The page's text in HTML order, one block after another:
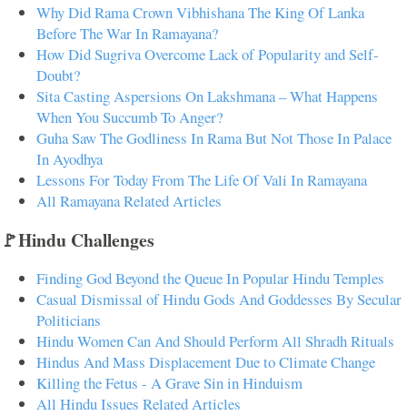
Why Did Rama Crown Vibhishana The King Of Lanka
Before The War In Ramayana?
How Did Sugriva Overcome Lack of Popularity and Self-
Doubt?
Sita Casting Aspersions On Lakshmana – What Happens
When You Succumb To Anger?
Guha Saw The Godliness In Rama But Not Those In Palace
In Ayodhya
Lessons For Today From The Life Of Vali In Ramayana
All Ramayana Related Articles
🚩Hindu Challenges
Finding God Beyond the Queue In Popular Hindu Temples
Casual Dismissal of Hindu Gods And Goddesses By Secular
Politicians
Hindu Women Can And Should Perform All Shradh Rituals
Hindus And Mass Displacement Due to Climate Change
Killing the Fetus - A Grave Sin in Hinduism
All Hindu Issues Related Articles